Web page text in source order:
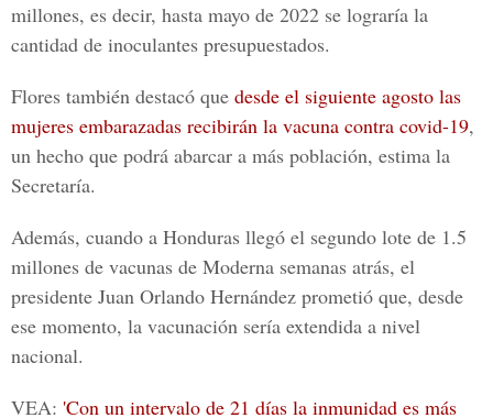
millones, es decir, hasta mayo de 2022 se lograría la
cantidad de inoculantes presupuestados.
Flores también destacó que desde el siguiente agosto las
mujeres embarazadas recibirán la vacuna contra covid-19,
un hecho que podrá abarcar a más población, estima la
Secretaría.
Además, cuando a Honduras llegó el segundo lote de 1.5
millones de vacunas de Moderna semanas atrás, el
presidente Juan Orlando Hernández prometió que, desde
ese momento, la vacunación sería extendida a nivel
nacional.
VEA: 'Con un intervalo de 21 días la inmunidad es más